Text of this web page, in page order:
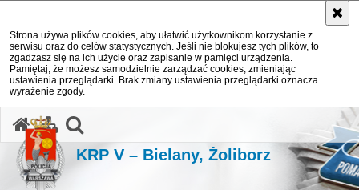
Strona używa plików cookies, aby ułatwić użytkownikom korzystanie z
serwisu oraz do celów statystycznych. Jeśli nie blokujesz tych plików, to
zgadzasz się na ich użycie oraz zapisanie w pamięci urządzenia.
Pamiętaj, że możesz samodzielnie zarządzać cookies, zmieniając
ustawienia przeglądarki. Brak zmiany ustawienia przeglądarki oznacza
wyrażenie zgody.
KRP V – Bielany, Żoliborz